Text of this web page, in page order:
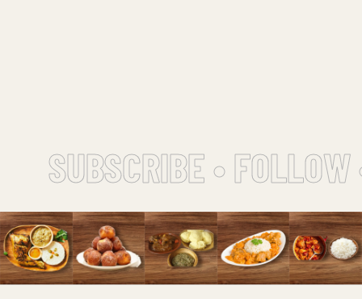
SUBSCRIBE • FOLLOW